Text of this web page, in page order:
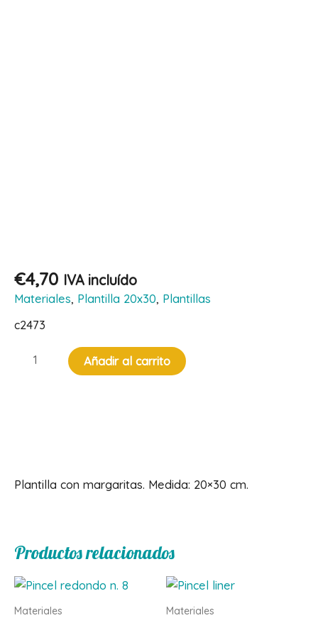
€4,70 IVA incluído
Materiales, Plantilla 20x30, Plantillas
c2473
Plantilla
margaritas
Añadir al carrito
Plantilla con margaritas. Medida: 20×30 cm.
Productos relacionados
Materiales Materiales